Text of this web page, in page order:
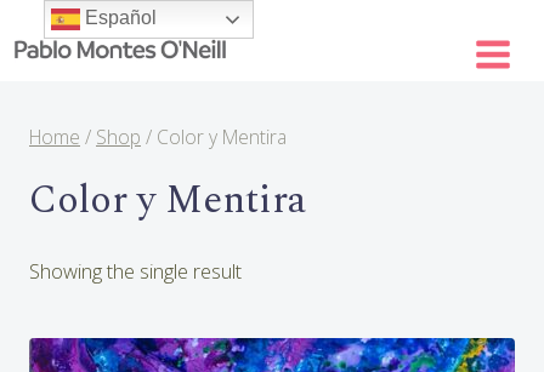
to
Home / Shop / Color y Mentira
Color y Mentira
Showing the single result
Español